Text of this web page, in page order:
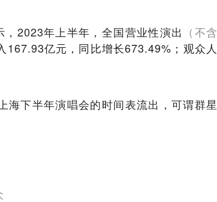
2023年上半年，全国营业性演出 （不含
亿元，同比增长673.49%；观众人
下半年演唱会的时间表流出，可谓群星